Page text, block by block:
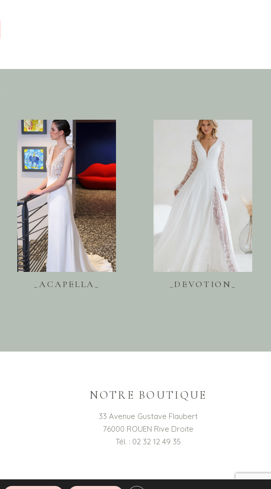
_ACAPELLA_ _DEVOTION_
NOTRE BOUTIQUE
33 Avenue Gustave Flaubert
76000 ROUEN Rive Droite
Tél. : 02 32 12 49 35